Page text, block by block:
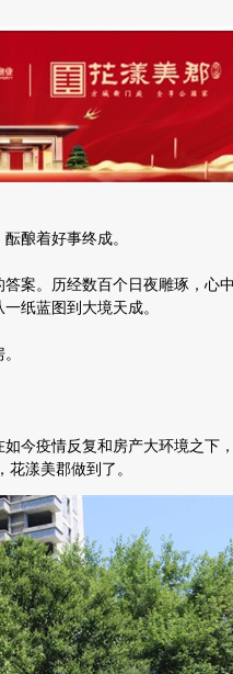
酿着好事终成。
案。历经数百个日夜雕琢，心
纸蓝图到大境天成。
今疫情反复和房产大环境之下
漾美郡做到了。